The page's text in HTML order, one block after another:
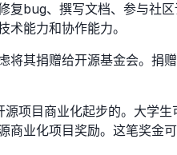
bug、撰写文档、参与社
能力和协作能力。
其捐赠给开源基金会。捐
目商业化起步的。大学
业化项目奖励。这笔奖金可